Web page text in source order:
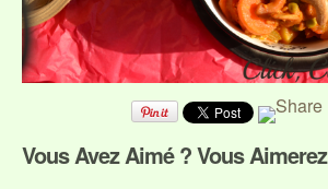
Vous Avez Aimé ? Vous